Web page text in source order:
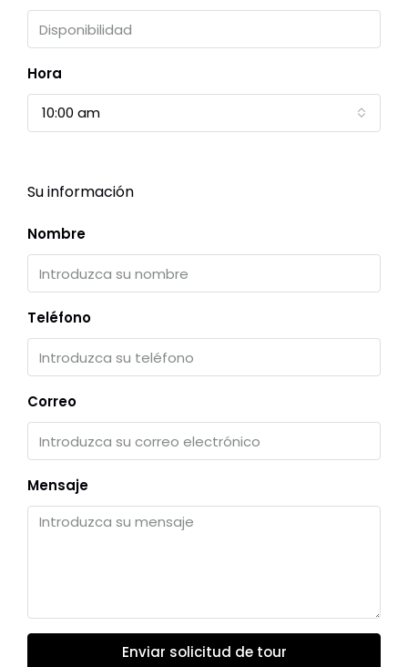
Hora
10:00 am
Su información
Nombre
Teléfono
Correo
Mensaje
Enviar solicitud de tour